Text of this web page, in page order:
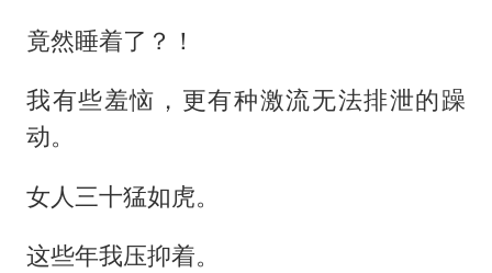
竟然睡着了？！
我有些羞恼，更有种激流无法排泄的躁
动。
女人三十猛如虎。
这些年我压抑着。